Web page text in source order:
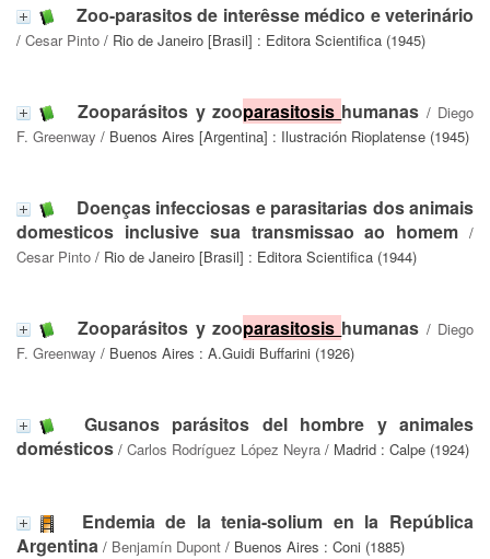
Zoo-parasitos de interêsse médico e veterinário
/ Cesar Pinto / Rio de Janeiro [Brasil] : Editora Scientifica (1945)
Zooparásitos y zooparasitosis humanas / Diego
F. Greenway / Buenos Aires [Argentina] : Ilustración Rioplatense (1945)
Doenças infecciosas e parasitarias dos animais
domesticos inclusive sua transmissao ao homem /
Cesar Pinto / Rio de Janeiro [Brasil] : Editora Scientifica (1944)
Zooparásitos y zooparasitosis humanas / Diego
F. Greenway / Buenos Aires : A.Guidi Buffarini (1926)
Gusanos parásitos del hombre y animales
domésticos / Carlos Rodríguez López Neyra / Madrid : Calpe (1924)
Endemia de la tenia-solium en la República
Argentina / Benjamín Dupont / Buenos Aires : Coni (1885)